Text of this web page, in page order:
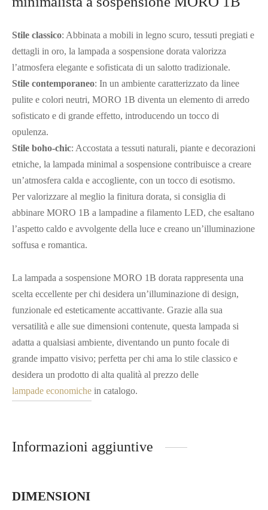
Stile classico: Abbinata a mobili in legno scuro, tessuti pregiati e
dettagli in oro, la lampada a sospensione dorata valorizza
l’atmosfera elegante e sofisticata di un salotto tradizionale.
Stile contemporaneo: In un ambiente caratterizzato da linee
pulite e colori neutri, MORO 1B diventa un elemento di arredo
sofisticato e di grande effetto, introducendo un tocco di
opulenza.
Stile boho-chic: Accostata a tessuti naturali, piante e decorazioni
etniche, la lampada minimal a sospensione contribuisce a creare
un’atmosfera calda e accogliente, con un tocco di esotismo.
Per valorizzare al meglio la finitura dorata, si consiglia di
abbinare MORO 1B a lampadine a filamento LED, che esaltano
l’aspetto caldo e avvolgente della luce e creano un’illuminazione
soffusa e romantica.
La lampada a sospensione MORO 1B dorata rappresenta una
scelta eccellente per chi desidera un’illuminazione di design,
funzionale ed esteticamente accattivante. Grazie alla sua
versatilità e alle sue dimensioni contenute, questa lampada si
adatta a qualsiasi ambiente, diventando un punto focale di
grande impatto visivo; perfetta per chi ama lo stile classico e
desidera un prodotto di alta qualità al prezzo delle
lampade economiche in catalogo.
Informazioni aggiuntive
DIMENSIONI